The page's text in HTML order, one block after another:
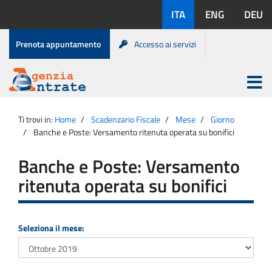
contenuto
disponibili:
ITA ENG DEU
Menu
di
servizio
Prenota appuntamento Accesso ai servizi
Agenzia
Entrate
Apri
menu
principale
Ti trovi in: Home Scadenzario Fiscale Mese
Giorno
Banche e Poste: Versamento ritenuta operata su bonifici
Banche e Poste: Versamento
ritenuta operata su bonifici
Seleziona il mese: